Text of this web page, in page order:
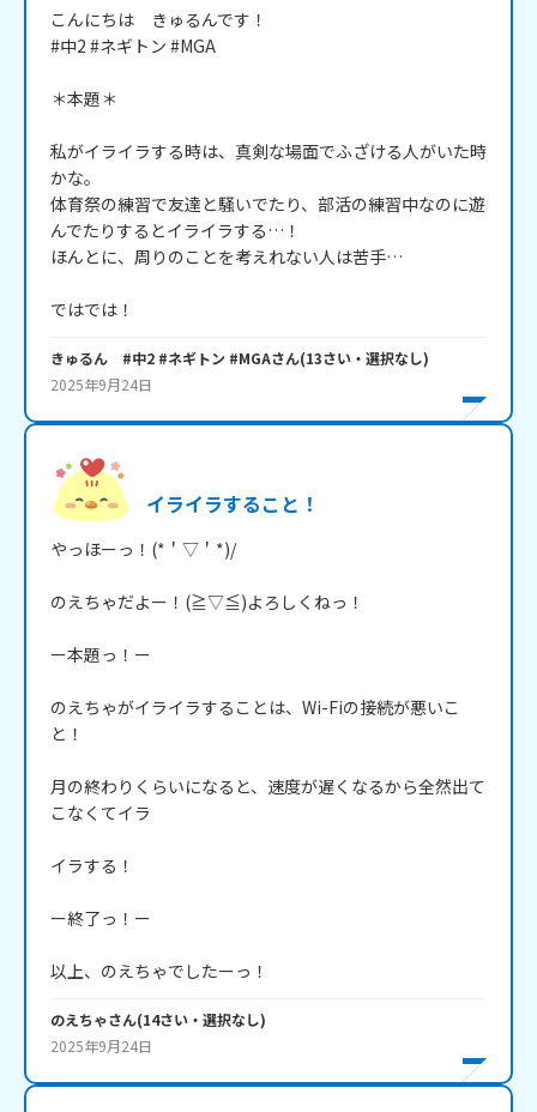
こんにちは　きゅるんです！
#中2 #ネギトン #MGA
＊本題＊
私がイライラする時は、真剣な場面でふざける人がいた時
かな。
体育祭の練習で友達と騒いでたり、部活の練習中なのに遊
んでたりするとイライラする…！
ほんとに、周りのことを考えれない人は苦手…
ではでは！
きゅるん #中2 #ネギトン #MGAさん(13さい・ 選択なし)
2025年9月24日
イライラすること！
やっほーっ！(*＇▽＇*)/
のえちゃだよー！(≧▽≦)よろしくねっ！
ー本題っ！ー
のえちゃがイライラすることは、Wi-Fiの接続が悪いこ
と！
月の終わりくらいになると、速度が遅くなるから全然出て
こなくてイラ
イラする！
ー終了っ！ー
以上、のえちゃでしたーっ！
のえちゃさん(14さい・ 選択なし)
2025年9月24日